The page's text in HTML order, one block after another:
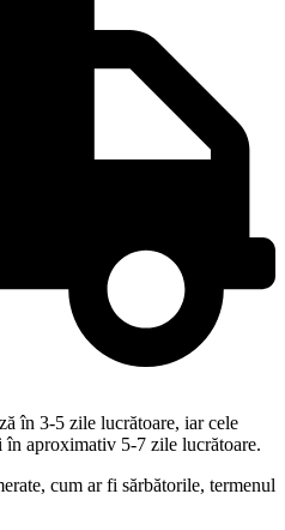
în 3-5 zile lucrătoare, iar cele
aproximativ 5-7 zile lucrătoare.
cum ar fi sărbătorile, termenul